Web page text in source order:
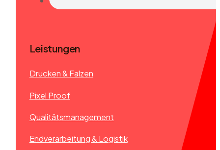
Leistungen
Drucken & Falzen
Pixel Proof
Qualitätsmanagement
Endverarbeitung & Logistik